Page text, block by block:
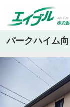
パークハイム